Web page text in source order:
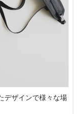
デザインで様々な場